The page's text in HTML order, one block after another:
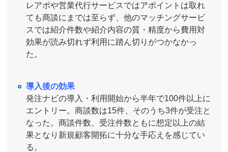
レアポや営業代行サービスではアポイントは取れ
ても商談にまでは至らず、他のマッチングサービ
スでは紹介件数や紹介内容の質・精度から費用対
効果が読み切れず利用に踏ん切りがつかなかっ
た。
導入後の効果
発注ナビの導入・利用開始から半年で100件以上に
エントリー。商談数は15件、そのうち3件が受注と
なった。商談件数、受注件数ともに想定以上の結
果となり新規顧客開拓に十分な手応えを感じてい
る。